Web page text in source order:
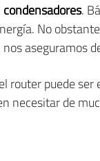
condensadores.
No
aseguramos
router puede ser
necesitar de